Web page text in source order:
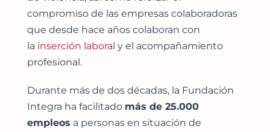
compromiso de las empresas colaboradoras
que desde hace años colaboran con
la inserción laboral y el acompañamiento
profesional.
Durante más de dos décadas, la Fundación
Integra ha facilitado más de 25.000
empleos a personas en situación de